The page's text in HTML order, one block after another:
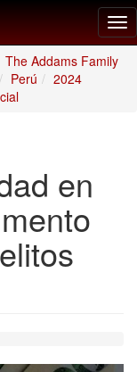
The Addams Family
Perú
2024
en